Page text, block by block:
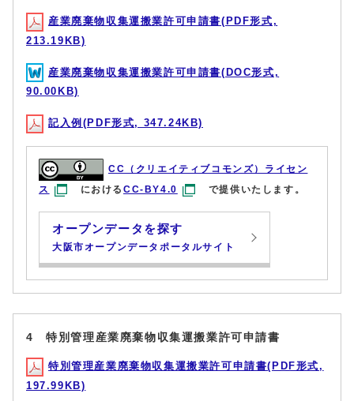
産業廃棄物収集運搬業許可申請書(PDF形式,
213.19KB)
産業廃棄物収集運搬業許可申請書(DOC形式,
90.00KB)
記入例(PDF形式, 347.24KB)
CC（クリエイティブコモンズ）ライセン
ス
におけるCC-BY4.0 で提供いたします。
オープンデータを探す
大阪市オープンデータポータルサイト
4 特別管理産業廃棄物収集運搬業許可申請書
特別管理産業廃棄物収集運搬業許可申請書(PDF形式,
197.99KB)